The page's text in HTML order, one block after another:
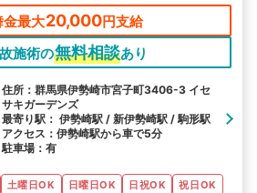
金最大20,000円支給
施術の無料相談あり
住所：群馬県伊勢崎市宮子町3406-3 イセ
サキガーデンズ
最寄り駅： 伊勢崎駅 / 新伊勢崎駅 / 駒形駅
アクセス：伊勢崎駅から車で5分
駐車場：有
土曜日OK 日曜日OK 日祝OK
祝日OK